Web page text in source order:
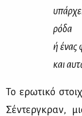
ρό­δα
ή ένας
και
Το ερω­τι­κό
Σέ­ντερ­γκραν,